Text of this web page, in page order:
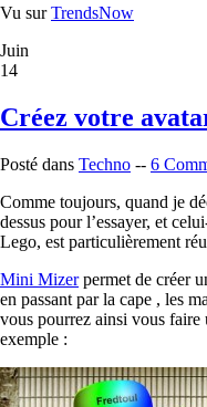
Vu surTrendsNow
Juin
14
Créez votre
Posté dans Techno -- 6
Comme toujours, quand je
dessus pour l’essayer, et
Lego, est particulièrement
Mini Mizerpermet de créer
en passant par la cape , les
vous pourrez ainsi vous
exemple :